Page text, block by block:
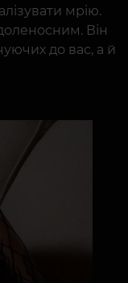
мрію.
Він
до вас, а й